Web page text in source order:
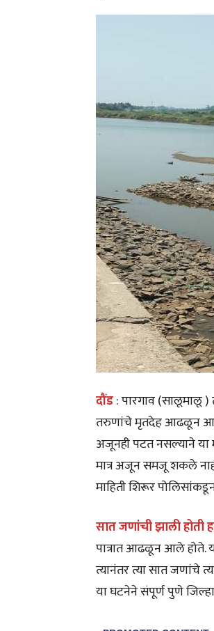
दौंड: पारगाव (सालूमालू )
तरुणांचे मृतदेह आढळून
अजूनही पटत नसल्याने या
मात्र अजून समजू शकले
माहिती शिरूर
सात जणांची झाली होती
पात्रात आढळून आले होते.
त्यानंतर त्या सात जणांचे
या घटनेने संपूर्ण पुणे